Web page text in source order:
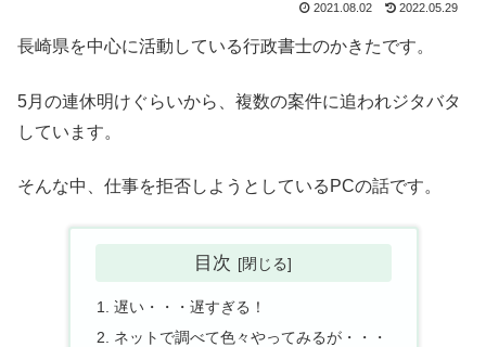
2021.08.02 2022.05.29
長崎県を中心に活動している行政書士のかきたです。
5月の連休明けぐらいから、複数の案件に追われジタバタ
しています。
そんな中、仕事を拒否しようとしているPCの話です。
目次
遅い・・・遅すぎる！
ネットで調べて色々やってみるが・・・